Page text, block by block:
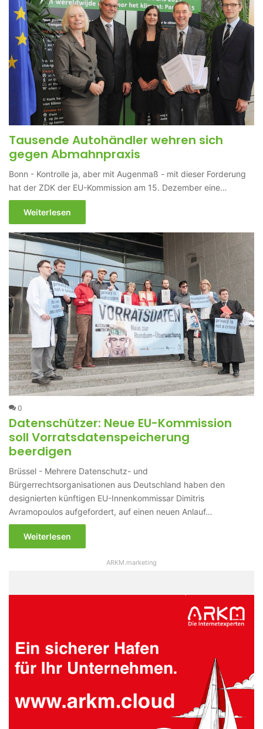
Tausende Autohändler wehren sich
gegen Abmahnpraxis
Bonn - Kontrolle ja, aber mit Augenmaß - mit dieser Forderung
hat der ZDK der EU-Kommission am 15. Dezember eine…
Weiterlesen
0
Datenschützer: Neue EU-Kommission
soll Vorratsdatenspeicherung
beerdigen
Brüssel - Mehrere Datenschutz- und
Bürgerrechtsorganisationen aus Deutschland haben den
designierten künftigen EU-Innenkommissar Dimitris
Avramopoulos aufgefordert, auf einen neuen Anlauf…
Weiterlesen
ARKM.marketing